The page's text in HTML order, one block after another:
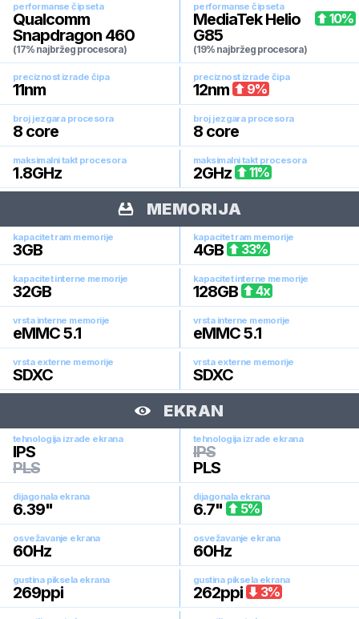
performanse čipseta
Qualcomm
Snapdragon 460
(17% najbržeg procesora)
performanse čipseta
MediaTek Helio
G85
(19% najbržeg procesora)
10%
preciznost izrade čipa
11nm
preciznost izrade čipa
12nm 9%
broj jezgara procesora
8 core
broj jezgara procesora
8 core
maksimalni takt procesora
1.8GHz
maksimalni takt procesora
2GHz 11%
MEMORIJA
kapacitet ram memorije
3GB
kapacitet ram memorije
4GB 33%
kapacitet interne memorije
32GB
kapacitet interne memorije
128GB 4x
vrsta interne memorije
eMMC 5.1
vrsta interne memorije
eMMC 5.1
vrsta externe memorije
SDXC
vrsta externe memorije
SDXC
EKRAN
tehnologija izrade ekrana
IPS
PLS
tehnologija izrade ekrana
IPS
PLS
dijagonala ekrana
6.39"
dijagonala ekrana
6.7" 5%
osvežavanje ekrana
60Hz
osvežavanje ekrana
60Hz
gustina piksela ekrana
269ppi
gustina piksela ekrana
262ppi 3%